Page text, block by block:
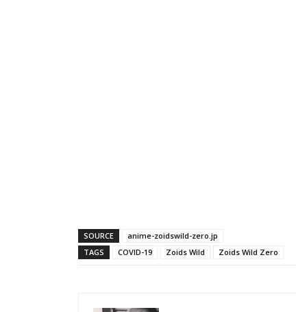
SOURCE
anime-zoidswild-zero.jp
TAGS
COVID-19 Zoids Wild Zoids Wild Zero